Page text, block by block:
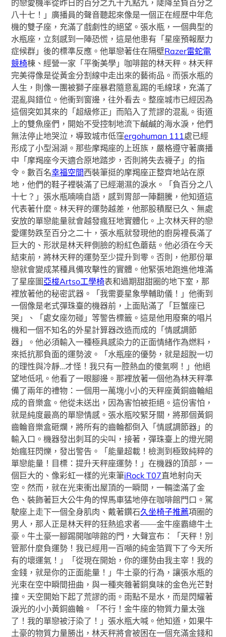
的戀愛機率從昨日的百分之九十九點九，陡降至負百分之
八十七！」廣播員的聲音聽起來像是一個正在經歷中年危
機的雙子座，充滿了戲劇性的絕望。張水瓶，一個典型的
水瓶座，立刻感到一陣恐慌，這是他患有「星座預報壓力
症候群」後的標準反應。他單戀著住在隔壁Razer雷蛇電
競椅棟、經營一家「平衡美學」咖啡館的林天秤。林天秤
完美得像是從黃金分割線中走出來的藝術品。而張水瓶的
人生，則像一團被獅子座暴君隨意亂踢的毛線球，充滿了
混亂與錯位。他衝到窗邊，往外看去。整座城市已經因為
這個突如其來的「超級修正」而陷入了荒謬的混亂。街道
上的雙魚座們，開始不受控制地流下鹹鹹的海水淚，他們
無法停止地哭泣，導致城市低窪ergohuman 111處已經
形成了小型潟湖。那些摩羯座的上班族，嚴格遵守著廣播
中「摩羯座今天適合原地踏步，否則將失去襪子」的指
令。數百名幸福空間西裝筆挺的摩羯座正整齊地站在原
地，他們的鞋子裡裝滿了已經潮濕的淚水。「負百分之八
十七？」張水瓶喃喃自語，感到胃部一陣翻騰，他知道這
代表著什麼。林天秤的運勢越差，他那股積壓已久、無處
安放的單戀能量就會越發瘋狂地實體化。上次林天秤的戀
愛運勢跌至百分之二十，張水瓶就發現他的廚房裡長滿了
巨大的、形狀是林天秤側臉的粉紅色蘑菇。他必須在今天
結束前，將林天秤的運勢至少提升到零。否則，他那份單
戀就會變成某種具備攻擊性的實體。他緊張地跑進他堆滿
了星座圖亞梭Artso工學椅表和過期甜甜圈的地下室，那
裡放著他的秘密武器。「我需要星象學輔助儀！」他衝到
一個像是老式彈珠臺的機器前，上面貼滿了「巨蟹座已
哭」、「處女座勿碰」等警告標籤。這是他用廢棄的唱片
機和一個不知名的外星計算器改造而成的「情感調節
器」。他必須輸入一種極具感染力的正面情緒作為燃料，
來抵抗那負面的運勢波。「水瓶座的優勢，就是超脫一切
的理性與冷靜…才怪！我只有一腔熱血的傻氣啊！」他絕
望地低吼。他看了一眼腳邊。那裡放著一個他為林天秤準
備了兩年的禮物：一個用一萬塊小小的天秤座黃銅齒輪組
成的音樂盒。他從未送出，因為害怕被拒絕。這份害怕，
就是純度最高的單戀情感。張水瓶咬緊牙關，將那個黃銅
齒輪音樂盒砸爛，將所有的齒輪都倒入「情感調節器」的
輸入口。機器發出刺耳的尖叫，接著，彈珠臺上的燈光開
始瘋狂閃爍，發出警告。「能量超載！檢測到極致純粹的
單戀能量！目標：提升天秤座運勢！」在機器的頂部，一
個巨大的、像彩虹一樣的光束筆iRock T07直地射向天
空。然而，就在光束衝出屋頂的一瞬間，一輛塗滿了金
色、裝飾著巨大公牛角的悍馬車猛地停在咖啡館門口。駕
駛座上走下一個全身肌肉、戴著鑽石久坐椅子推薦項圈的
男人，那人正是林天秤的狂熱追求者——金牛座霸總牛土
豪。牛土豪一腳踢開咖啡館的門，大聲宣布：「天秤！別
管那什麼負運勢！我已經用一百噸的純金箔買下了今天所
有的壞運氣！」「從現在開始，你的運勢由我主宰！我的
金錢，就是你的正面能量！」牛土豪的行為，讓張水瓶的
光束在空中瞬間扭曲，與一種夾雜著銅臭味的金色光芒對
撞。天空開始下起了荒謬的雨。雨點不是水，而是閃耀著
淚光的小小黃銅齒輪。「不行！金牛座的物質力量太強
了！我的單戀被汙染了！」張水瓶大喊。他知道，如果牛
土豪的物質力量勝出，林天秤將會被困在一個充滿金錢和